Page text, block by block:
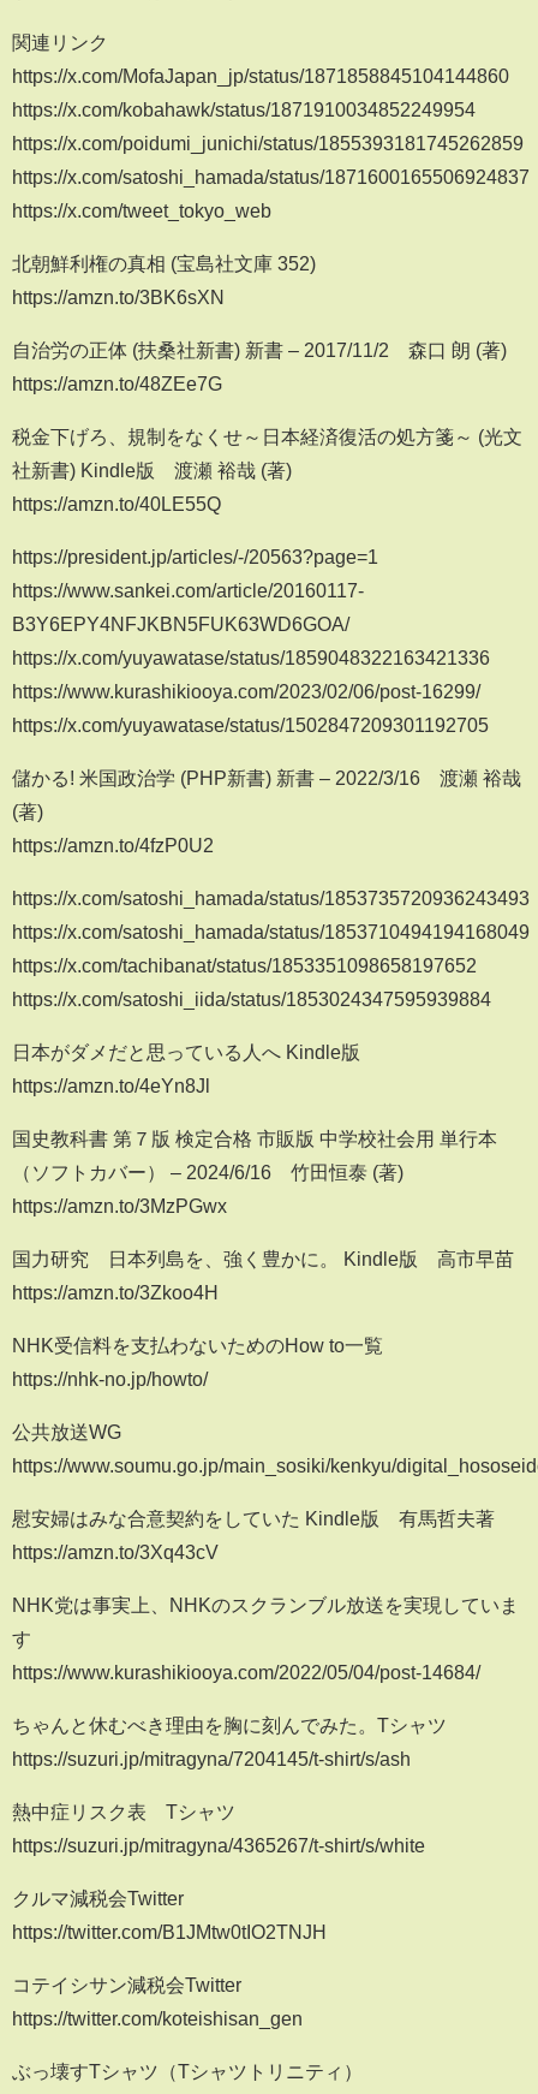
関連リンク
https://x.com/MofaJapan_jp/status/1871858845104144860
https://x.com/kobahawk/status/1871910034852249954
https://x.com/poidumi_junichi/status/1855393181745262859
https://x.com/satoshi_hamada/status/1871600165506924837
https://x.com/tweet_tokyo_web
北朝鮮利権の真相 (宝島社文庫 352)
https://amzn.to/3BK6sXN
自治労の正体 (扶桑社新書) 新書 – 2017/11/2 森口 朗 (著)
https://amzn.to/48ZEe7G
税金下げろ、規制をなくせ～日本経済復活の処方箋～ (光文
社新書) Kindle版 渡瀬 裕哉 (著)
https://amzn.to/40LE55Q
https://president.jp/articles/-/20563?page=1
https://www.sankei.com/article/20160117-
B3Y6EPY4NFJKBN5FUK63WD6GOA/
https://x.com/yuyawatase/status/1859048322163421336
https://www.kurashikiooya.com/2023/02/06/post-16299/
https://x.com/yuyawatase/status/1502847209301192705
儲かる! 米国政治学 (PHP新書) 新書 – 2022/3/16 渡瀬 裕哉
(著)
https://amzn.to/4fzP0U2
https://x.com/satoshi_hamada/status/1853735720936243493
https://x.com/satoshi_hamada/status/1853710494194168049
https://x.com/tachibanat/status/1853351098658197652
https://x.com/satoshi_iida/status/1853024347595939884
日本がダメだと思っている人へ Kindle版
https://amzn.to/4eYn8Jl
国史教科書 第７版 検定合格 市販版 中学校社会用 単行本
（ソフトカバー） – 2024/6/16 竹田恒泰 (著)
https://amzn.to/3MzPGwx
国力研究 日本列島を、強く豊かに。 Kindle版 高市早苗
https://amzn.to/3Zkoo4H
NHK受信料を支払わないためのHow to一覧
https://nhk-no.jp/howto/
公共放送WG
https://www.soumu.go.jp/main_sosiki/kenkyu/
慰安婦はみな合意契約をしていた Kindle版 有馬哲夫著
https://amzn.to/3Xq43cV
NHK党は事実上、NHKのスクランブル放送を実現していま
す
https://www.kurashikiooya.com/2022/05/04/post-14684/
ちゃんと休むべき理由を胸に刻んでみた。Tシャツ
https://suzuri.jp/mitragyna/7204145/t-shirt/s/ash
熱中症リスク表 Tシャツ
https://suzuri.jp/mitragyna/4365267/t-shirt/s/white
クルマ減税会Twitter
https://twitter.com/B1JMtw0tIO2TNJH
コテイシサン減税会Twitter
https://twitter.com/koteishisan_gen
ぶっ壊すTシャツ（Tシャツトリニティ）